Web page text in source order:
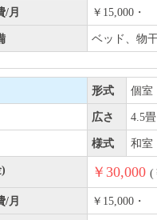
/月 ￥15,000・
ベッド、物
形式 個室
広さ 4.5畳
様式 和室
￥30,000 (
/月 ￥15,000・